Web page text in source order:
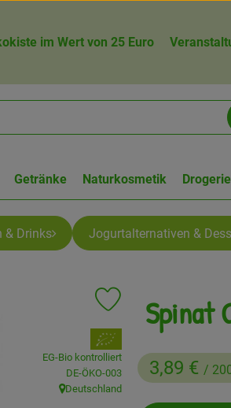
im Wert von 25 Euro
Getränke Naturkosmetik Drogerie
& Drinks Jogurtalternativen &
Spinat
3,89 € /
Produkt zu Favouriten
, Verband:
EG-Bio kontrolliert
, Kontrollstelle:
DE-ÖKO-003
, Herkunft:
Deutschland